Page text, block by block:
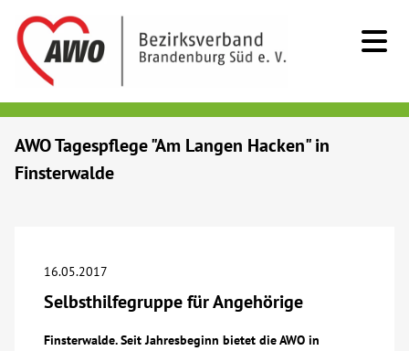
Senioren
Begegnung
AWO Tagespflege "Am Langen Hacken" in
Finsterwalde
16.05.2017
Selbsthilfegruppe für Angehörige
Finsterwalde. Seit Jahresbeginn bietet die AWO in